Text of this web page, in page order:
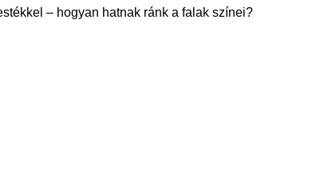
– hogyan hatnak ránk a falak színei?